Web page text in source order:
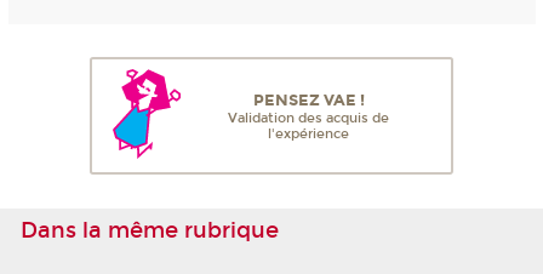
PENSEZ VAE !
Validation des acquis de
l'expérience
Dans la même rubrique